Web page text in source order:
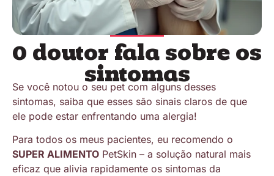
O doutor fala sobre os
sintomas
Se você notou o seu pet com alguns desses
sintomas, saiba que esses são sinais claros de que
ele pode estar enfrentando uma alergia!
Para todos os meus pacientes, eu recomendo o
SUPER ALIMENTO PetSkin – a solução natural mais
eficaz que alivia rapidamente os sintomas da